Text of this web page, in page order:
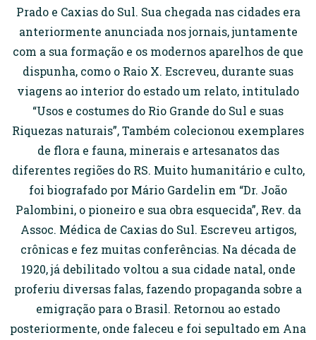
Prado e Caxias do Sul. Sua chegada nas cidades era
anteriormente anunciada nos jornais, juntamente
com a sua formação e os modernos aparelhos de que
dispunha, como o Raio X. Escreveu, durante suas
viagens ao interior do estado um relato, intitulado
“Usos e costumes do Rio Grande do Sul e suas
Riquezas naturais”, Também colecionou exemplares
de flora e fauna, minerais e artesanatos das
diferentes regiões do RS. Muito humanitário e culto,
foi biografado por Mário Gardelin em “Dr. João
Palombini, o pioneiro e sua obra esquecida”, Rev. da
Assoc. Médica de Caxias do Sul. Escreveu artigos,
crônicas e fez muitas conferências. Na década de
1920, já debilitado voltou a sua cidade natal, onde
proferiu diversas falas, fazendo propaganda sobre a
emigração para o Brasil. Retornou ao estado
posteriormente, onde faleceu e foi sepultado em Ana